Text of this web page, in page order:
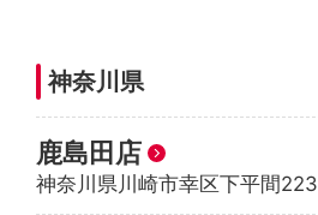
神奈川県
鹿島田店
神奈川県川崎市幸区下平間223